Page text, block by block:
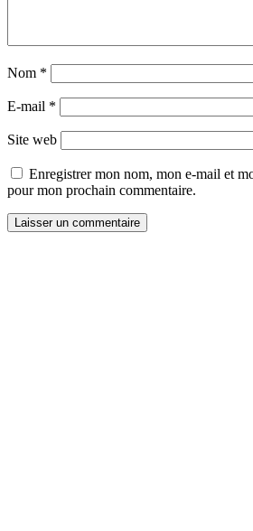
Nom *
E-mail *
Site web
Enregistrer mon nom, mon e-mail et
pour mon prochain commentaire.